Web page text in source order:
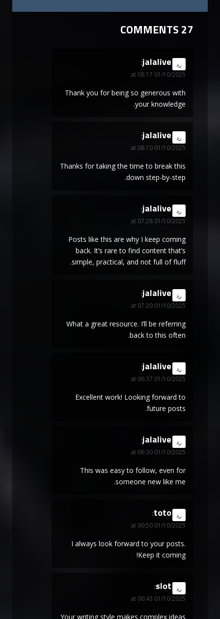
27 COMMENTS
jalalive
says:
01/10/2025 at 08:17
رد
Thank you for being so generous with
your knowledge.
jalalive
says:
01/10/2025 at 08:10
رد
Thanks for taking the time to break this
down step-by-step.
jalalive
says:
01/10/2025 at 07:28
رد
Posts like this are why I keep coming
back. It’s rare to find content that’s
simple, practical, and not full of fluff.
jalalive
says:
01/10/2025 at 07:20
رد
What a great resource. I’ll be referring
back to this often.
jalalive
says:
01/10/2025 at 06:37
رد
Excellent work! Looking forward to
future posts.
jalalive
says:
01/10/2025 at 06:30
رد
This was easy to follow, even for
someone new like me.
toto
says:
01/10/2025 at 00:50
رد
I always look forward to your posts.
Keep it coming!
slot
says:
01/10/2025 at 00:43
رد
Your writing style makes complex ideas